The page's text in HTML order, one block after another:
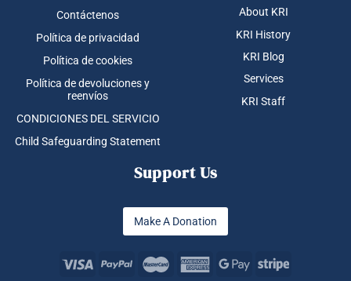
Contáctenos
Política de privacidad
Política de cookies
Política de devoluciones y
reenvíos
CONDICIONES DEL SERVICIO
Child Safeguarding Statement
About KRI
KRI History
KRI Blog
Services
KRI Staff
Support Us
Make A Donation